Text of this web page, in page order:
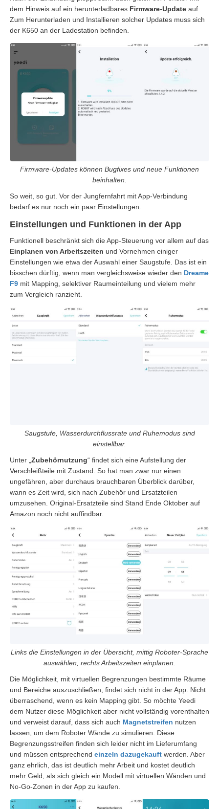
dem Hinweis auf ein herunterladbares Firmware-Update auf.
Zum Herunterladen und Installieren solcher Updates muss sich
der K650 an der Ladestation befinden.
Firmware-Updates können Bugfixes und neue Funktionen
beinhalten.
So weit, so gut. Vor der Jungfernfahrt mit App-Verbindung
bedarf es nur noch ein paar Einstellungen.
Einstellungen und Funktionen in der App
Funktionell beschränkt sich die App-Steuerung vor allem auf das
Einplanen von Arbeitszeiten und Vornehmen einiger
Einstellungen wie etwa der Auswahl einer Saugstufe. Das ist ein
bisschen dürftig, wenn man vergleichsweise wieder den Dreame
F9 mit Mapping, selektiver Raumeinteilung und vielem mehr
zum Vergleich ranzieht.
Saugstufe, Wasserdurchflussrate und Ruhemodus sind
einstellbar.
Unter „ Zubehörnutzung“ findet sich eine Aufstellung der
Verschleißteile mit Zustand. So hat man zwar nur einen
ungefähren, aber durchaus brauchbaren Überblick darüber,
wann es Zeit wird, sich nach Zubehör und Ersatzteilen
umzusehen. Original-Ersatzteile sind Stand Ende Oktober auf
Amazon noch nicht auffindbar.
Links die Einstellungen in der Übersicht, mittig Roboter-Sprache
auswählen, rechts Arbeitszeiten einplanen.
Die Möglichkeit, mit virtuellen Begrenzungen bestimmte Räume
und Bereiche auszuschließen, findet sich nicht in der App. Nicht
überraschend, wenn es kein Mapping gibt. So möchte Yeedi
dem Nutzer diese Möglichkeit aber nicht vollständig vorenthalten
und verweist darauf, dass sich auch Magnetstreifen nutzen
lassen, um dem Roboter Wände zu simulieren. Diese
Begrenzungsstreifen finden sich leider nicht im Lieferumfang
und müssen entsprechend einzeln dazugekauft werden. Aber
ganz ehrlich, das ist deutlich mehr Arbeit und kostet deutlich
mehr Geld, als sich gleich ein Modell mit virtuellen Wänden und
No-Go-Zonen in der App zu kaufen.